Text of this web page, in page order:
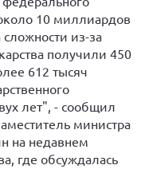
10 миллиардов
из-за
получили 450
612 тысяч
лет", - сообщил
министра
на недавнем
где обсуждалась